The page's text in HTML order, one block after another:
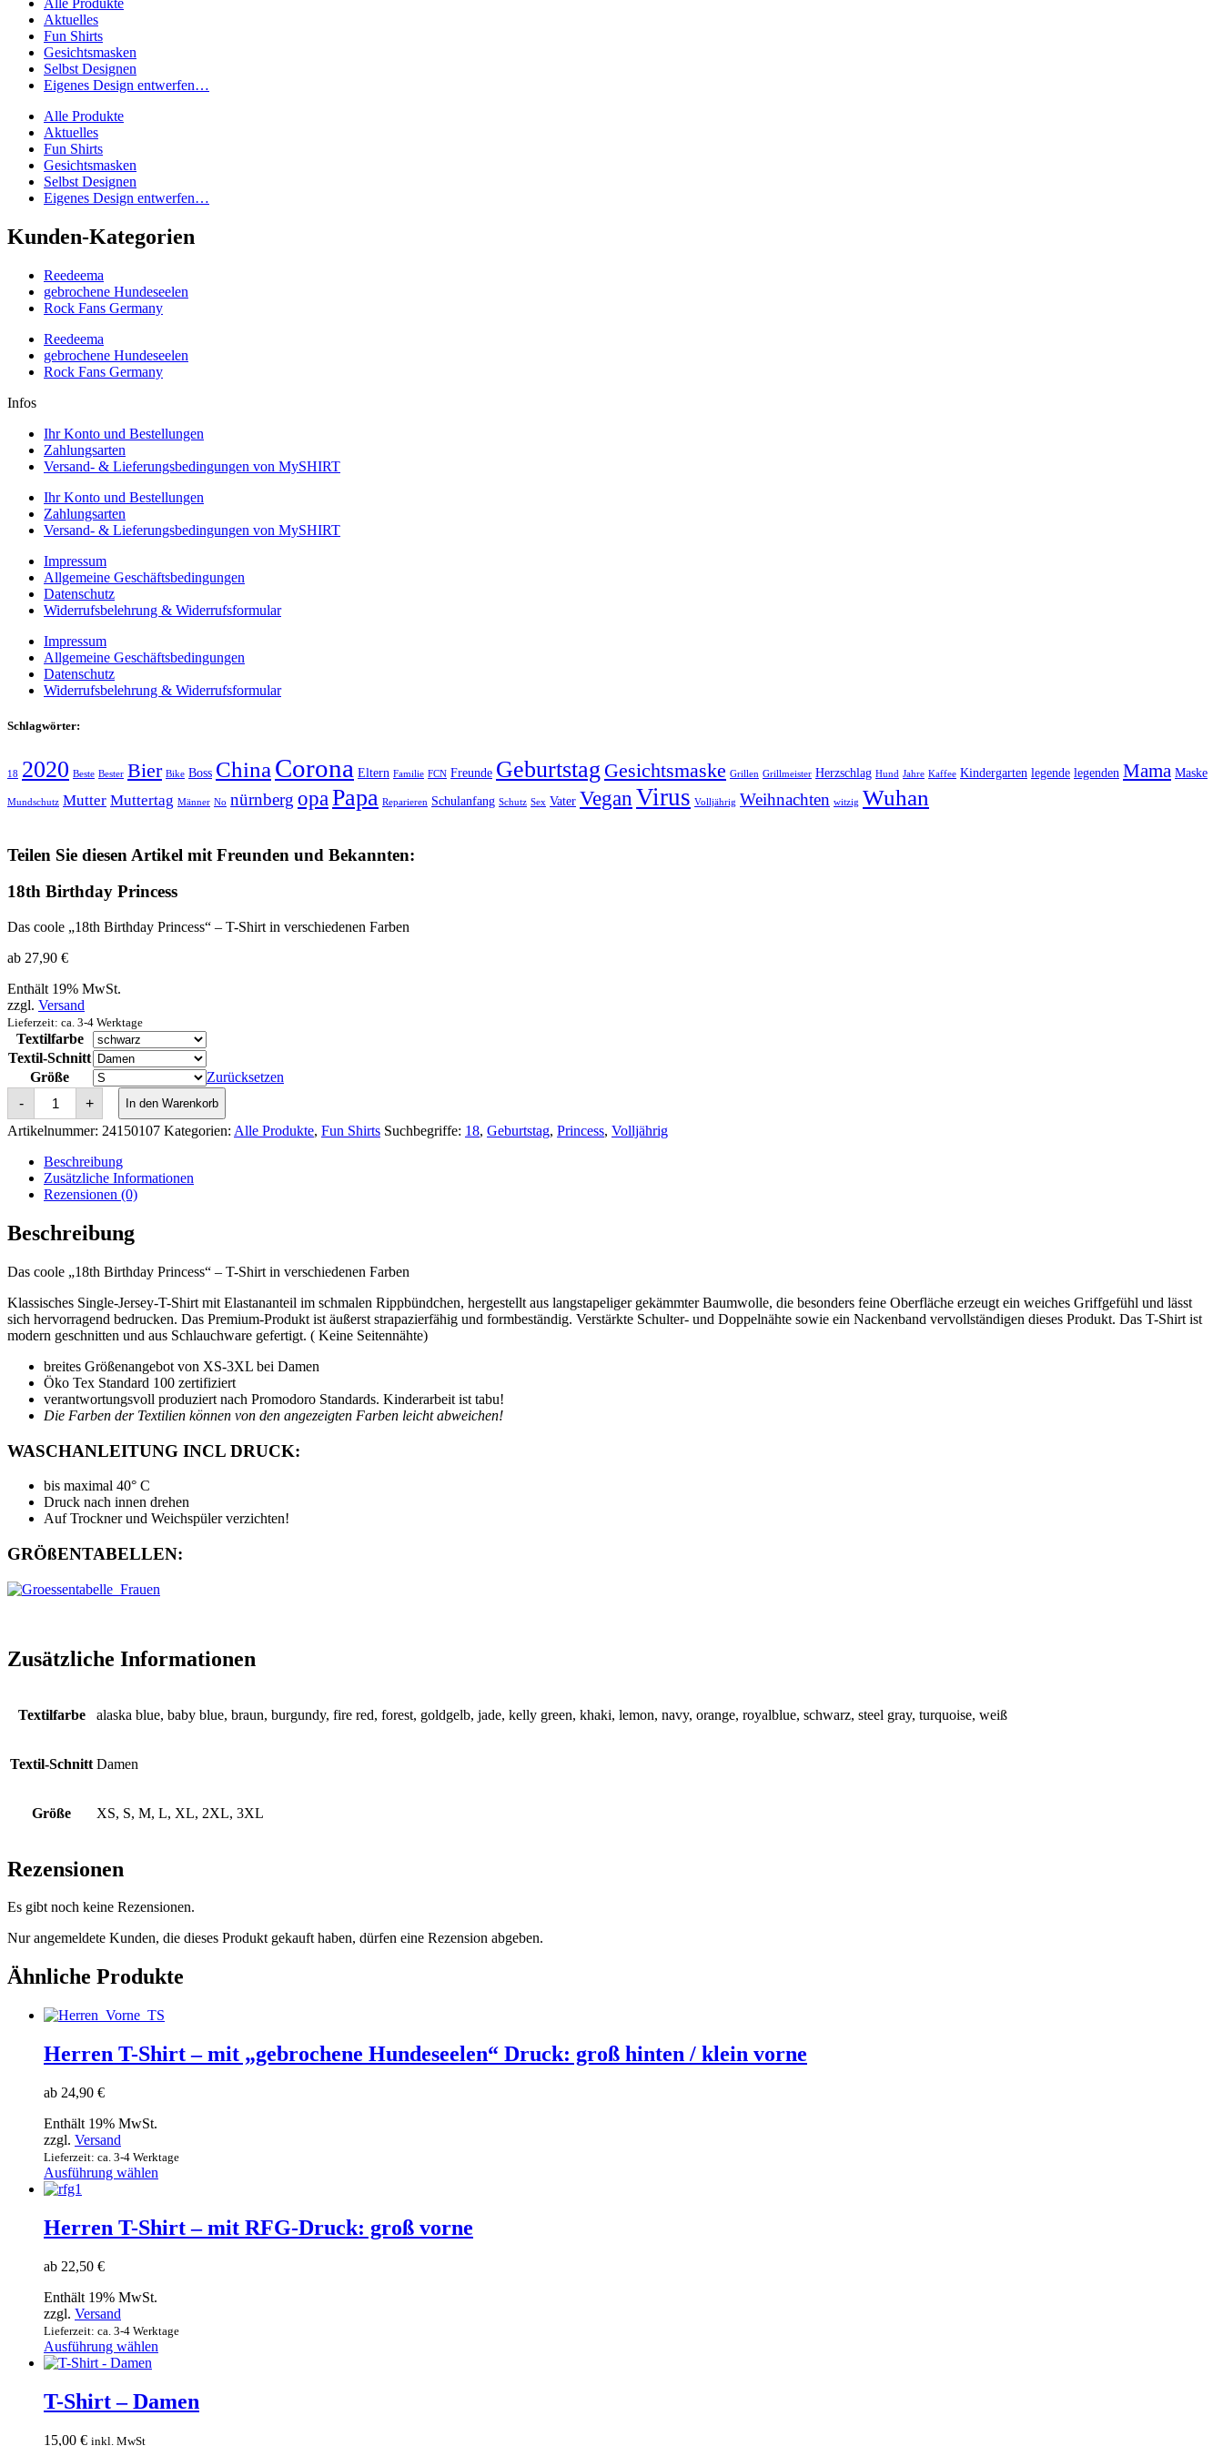
Aktuelles
Fun Shirts
Gesichtsmasken
Selbst Designen
Eigenes Design entwerfen…
Alle Produkte
Aktuelles
Fun Shirts
Gesichtsmasken
Selbst Designen
Eigenes Design entwerfen…
Kunden-Kategorien
Reedeema
gebrochene Hundeseelen
Rock Fans Germany
Reedeema
gebrochene Hundeseelen
Rock Fans Germany
Infos
Ihr Konto und Bestellungen
Zahlungsarten
Versand- & Lieferungsbedingungen von MySHIRT
Ihr Konto und Bestellungen
Zahlungsarten
Versand- & Lieferungsbedingungen von MySHIRT
Impressum
Allgemeine Geschäftsbedingungen
Datenschutz
Widerrufsbelehrung & Widerrufsformular
Impressum
Allgemeine Geschäftsbedingungen
Datenschutz
Widerrufsbelehrung & Widerrufsformular
Schlagwörter:
18 2020 Beste Bester Bier Bike Boss China Corona Eltern Familie FCN Freunde Geburtstag Gesichtsmaske Grillen Grillmeister Herzschlag Hund Jahre Kaffee Kindergarten legende legenden Mama Maske
Mundschutz Mutter Muttertag Männer No nürnberg opaPapa Reparieren Schulanfang Schutz Sex Vater Vegan Virus Volljährig Weihnachten witzig Wuhan
Teilen Sie diesen Artikel mit Freunden und Bekannten:
18th Birthday Princess
Das coole „18th Birthday Princess“ – T-Shirt in verschiedenen Farben
ab 27,90 €
Enthält 19% MwSt.
zzgl. Versand
Lieferzeit: ca. 3-4 Werktage
Textilfarbe
Textil-Schnitt
Größe
Zurücksetzen
-
18th
Birthday
Princess
Menge
+ In den Warenkorb
Artikelnummer: 24150107 Kategorien: Alle Produkte, Fun Shirts Suchbegriffe: 18, Geburtstag, Princess, Volljährig
Beschreibung
Zusätzliche Informationen
Rezensionen (0)
Beschreibung
Das coole „18th Birthday Princess“ – T-Shirt in verschiedenen Farben
Klassisches Single-Jersey-T-Shirt mit Elastananteil im schmalen Rippbündchen, hergestellt aus langstapeliger gekämmter Baumwolle, die besonders feine Oberfläche erzeugt ein weiches Griffgefühl und lässt
sich hervorragend bedrucken. Das Premium-Produkt ist äußerst strapazierfähig und formbeständig. Verstärkte Schulter- und Doppelnähte sowie ein Nackenband vervollständigen dieses Produkt. Das T-Shirt ist
modern geschnitten und aus Schlauchware gefertigt. ( Keine Seitennähte)
breites Größenangebot von XS-3XL bei Damen
Öko Tex Standard 100 zertifiziert
verantwortungsvoll produziert nach Promodoro Standards. Kinderarbeit ist tabu!
Die Farben der Textilien können von den angezeigten Farben leicht abweichen!
WASCHANLEITUNG INCL DRUCK:
bis maximal 40° C
Druck nach innen drehen
Auf Trockner und Weichspüler verzichten!
GRÖßENTABELLEN:
Zusätzliche Informationen
Textilfarbe alaska blue, baby blue, braun, burgundy, fire red, forest, goldgelb, jade, kelly green, khaki, lemon, navy, orange, royalblue, schwarz, steel gray, turquoise, weiß
Textil-Schnitt Damen
Größe XS, S, M, L, XL, 2XL, 3XL
Rezensionen
Es gibt noch keine Rezensionen.
Nur angemeldete Kunden, die dieses Produkt gekauft haben, dürfen eine Rezension abgeben.
Ähnliche Produkte
Herren T-Shirt – mit „gebrochene Hundeseelen“ Druck: groß hinten / klein vorne
ab 24,90 €
Enthält 19% MwSt.
zzgl. Versand
Lieferzeit: ca. 3-4 Werktage
Ausführung wählen
mehrere
Varianten
der
Produktseite
Herren T-Shirt – mit RFG-Druck: groß vorne
ab 22,50 €
Enthält 19% MwSt.
zzgl. Versand
Lieferzeit: ca. 3-4 Werktage
Ausführung wählen
Varianten
T-Shirt – Damen
15,00 € inkl. MwSt